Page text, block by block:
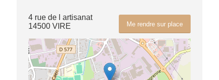
Me rendre sur place
4 rue de l artisanat
14500 VIRE